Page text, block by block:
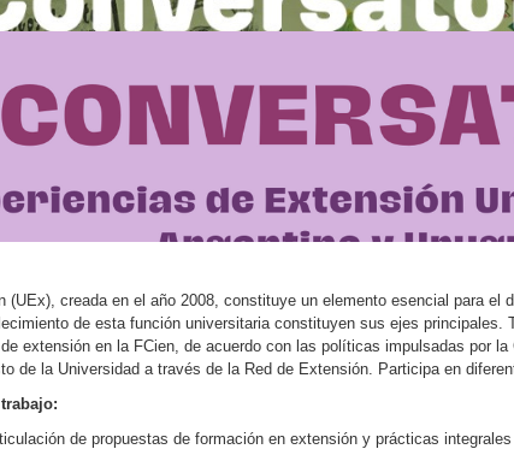
(UEx), creada en el año 2008, constituye un elemento esencial para el
de esta función universitaria constituyen sus ejes
extensión en la FCien, de acuerdo con las políticas impulsadas por
de la Universidad a través de la Red de Extensión. Participa en
de propuestas de formación en extensión y prácticas